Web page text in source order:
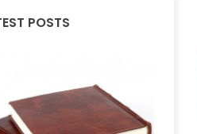
POSTS